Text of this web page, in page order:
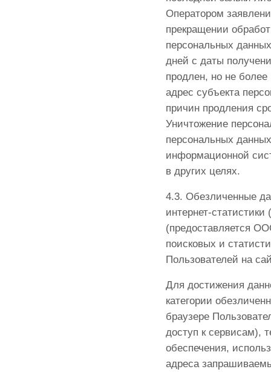
Оператором
прекращении
персональных
дней с даты
продлен, но не
адрес субъекта
причин продления
Уничтожение
персональных
информационной
в других целях.
4.3. Обезличенные
интернет-
(предоставляется
поисковых и
Пользователей на
Для достижения
категории
браузере
доступ к сервисам),
обеспечения,
адреса